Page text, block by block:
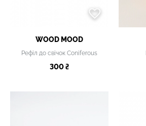
WOOD MOOD
Рефіл до свічок Coniferous
300 ₴